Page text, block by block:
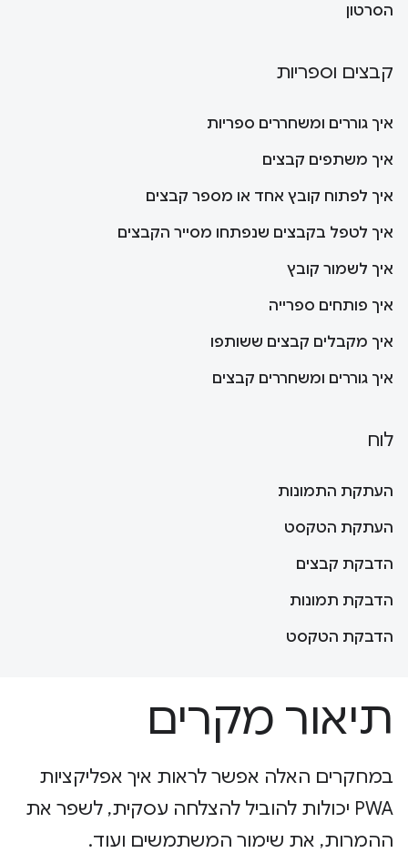
הסרטון
קבצים וספריות
איך גוררים ומשחררים ספריות
איך משתפים קבצים
איך לפתוח קובץ אחד או מספר קבצים
איך לטפל בקבצים שנפתחו מסייר הקבצים
איך לשמור קובץ
איך פותחים ספרייה
איך מקבלים קבצים ששותפו
איך גוררים ומשחררים קבצים
לוח
העתקת התמונות
העתקת הטקסט
הדבקת קבצים
הדבקת תמונות
הדבקת הטקסט
תיאור מקרים
במחקרים האלה אפשר לראות איך אפליקציות
PWA יכולות להוביל להצלחה עסקית, לשפר את
ההמרות, את שימור המשתמשים ועוד.